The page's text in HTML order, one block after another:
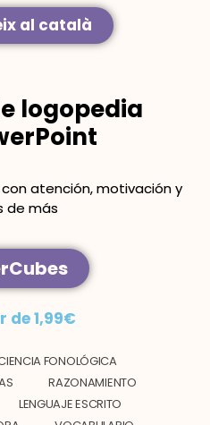
al català
logopedia
atención, motivación y
de más
de 1,99€
FONOLÓGICA
RAZONAMIENTO
LENGUAJE ESCRITO